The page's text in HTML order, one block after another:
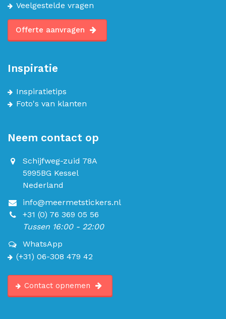
Veelgestelde vragen
Offerte aanvragen
Inspiratie
Inspiratietips
Foto's van klanten
Neem contact op
Schijfweg-zuid 78A
5995BG Kessel
Nederland
info@meermetstickers.nl
+31 (0) 76 369 05 56
Tussen 16:00 - 22:00
WhatsApp
(+31) 06-308 479 42
Contact opnemen